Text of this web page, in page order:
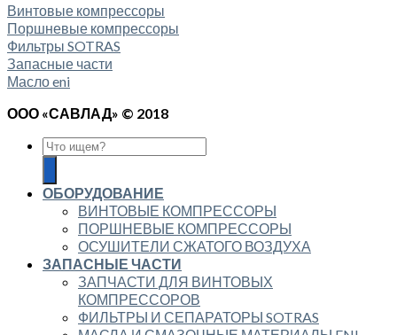
Винтовые компрессоры
Поршневые компрессоры
Фильтры SOTRAS
Запасные части
Масло eni
ООО «САВЛАД» © 2018
ОБОРУДОВАНИЕ
ВИНТОВЫЕ КОМПРЕССОРЫ
ПОРШНЕВЫЕ КОМПРЕССОРЫ
ОСУШИТЕЛИ СЖАТОГО ВОЗДУХА
ЗАПАСНЫЕ ЧАСТИ
ЗАПЧАСТИ ДЛЯ ВИНТОВЫХ
КОМПРЕССОРОВ
ФИЛЬТРЫ И СЕПАРАТОРЫ SOTRAS